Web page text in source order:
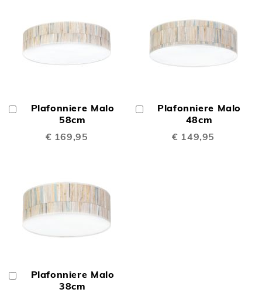
Plafonniere Malo
58cm
€ 169,95
Winkelwagen
Plafonniere Malo
48cm
€ 149,95
Winkelwagen
Plafonniere Malo
38cm
Winkelwagen